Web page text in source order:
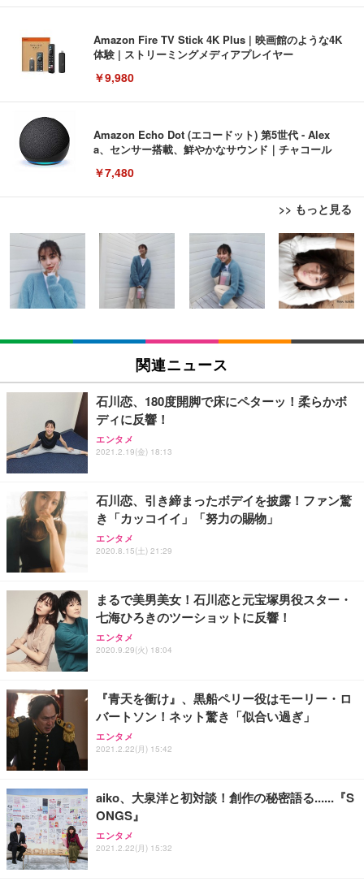
Amazon Fire TV Stick 4K Plus | 映画館のような4K
体験 | ストリーミングメディアプレイヤー
￥9,980
Amazon Echo Dot (エコードット) 第5世代 - Alex
a、センサー搭載、鮮やかなサウンド｜チャコール
￥7,480
>> もっと見る
[EdoErgo] オフィスチェア 椅子 テレワーク 疲れな
い 跳ね上げ式アームレスト コンパクト 約105度ロッ
キング pc 事務椅子 360度回転 座面昇降 強化ナイロ
ン樹脂ベース 通気性メッシュ 在宅ワーク H-WY01
(黒網+黒枠+黒足)
￥5,699
SIHOO B100 オフィスチェア／デスクチェア メッシ
ュチェア 人間工学 疲れない ブラック
￥27,999
Sezlife オフィスチェア デスクチェア 疲れない テレ
ワーク チェア 強化バックレスト 30度ロッキング機
能 人間工学 椅子 腰サポート 90度跳ね上げ式アーム
ョン PCチェア 通気性メッシュ ゲーミング/勉強/事
務用 おしゃれ パソコンチェア (ブラック)
Sezlife オフィスチェア デスクチェア 疲れない テレ
ワーク チェア 強化バックレスト 30度ロッキング機
能 人間工学 椅子 腰サポート 90度跳ね上げ式アーム
務用 おしゃれ パソコンチェア (ホワイト)
ANDWINT オフィスチェア デスクチェア 肘なし メ
ッシュ 通気性 ランバーサポート付き 腰サポート ガ
ス圧無段階昇降 360度回転 キャスター付き コンパク
EIZO ビジネス向けプレミアムモニター | FlexScan
EV3240X-WT | 31.5型4K UHD・USB Type-C・ホワ
￥105,595
EIZO ビジネス向けプレミアムモニター | FlexScan
￥109,572
【純正品】27"ゲーミングモニター DualSense 充電
フック付き（CFI-ZDM1J）
【整備済み品】Dell E2724HS 27インチ 液晶モニタ
ー フルHD（1920×1080）VA 非光沢 HDMI/DisplayP
ort/VGA スピーカー内蔵 高さ調整 スイベル VESA対
【MiniLED/24.5inch/280Hz/FHD】GRAPHT THE S
HOOTER Gaming Monitor 24” Essential ゲーミン
グモニター QD 24.5インチ 1ms FHD 量子ドット 残
Amazonベーシック ペットシーツ 薄型 レギュラー 1
回使い捨て 無香料 ホワイト 300枚
￥3,373
Amazonベーシック ペットシーツ 厚型 ワイド 42枚
x2袋(84枚) ホワイト(吸収面:ライトブルー)
￥3,234
ネオ・ルーライフ ネオ・オムツ L 中型犬用 26枚入
り 単品
Smart Basic(スマートベーシック) 【Amazon.co.jp
限定】 Smart Basic アイリスオーヤマ ペットシーツ
超厚型 お徳用 ワイド 100枚入 (x 1) (ケース販売)
アイリスオーヤマ ペットシーツ 超厚型 お徳用 レギ
ュラー 200枚入【Amazon.co.jp限定】
関連ニュース
石川恋、180度開脚で床にペターッ！柔らかボ
ディに反響！
エンタメ
2021.2.19(金) 18:13
石川恋、引き締まったボデイを披露！ファン驚
き「カッコイイ」「努力の賜物」
エンタメ
2020.8.15(土) 21:29
まるで美男美女！石川恋と元宝塚男役スター・
七海ひろきのツーショットに反響！
エンタメ
2020.9.29(火) 18:04
『青天を衝け』、黒船ペリー役はモーリー・ロ
バートソン！ネット驚き「似合い過ぎ」
エンタメ
2021.2.22(月) 15:42
aiko、大泉洋と初対談！創作の秘密語る......『S
ONGS』
エンタメ
2021.2.22(月) 15:32